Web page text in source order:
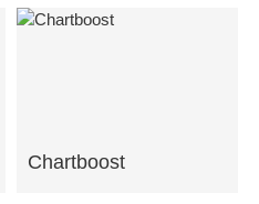
Chartboost